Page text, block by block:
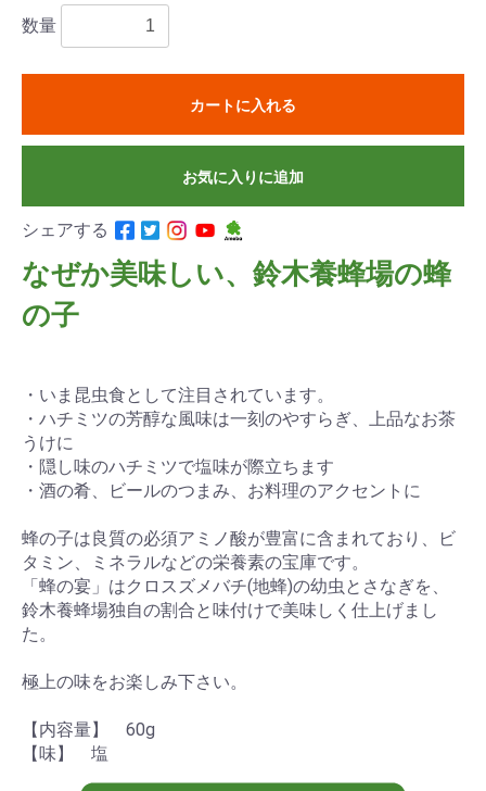
数量
カートに入れる
お気に入りに追加
シェアする
なぜか美味しい、鈴木養蜂場の蜂
の子
・いま昆虫食として注目されています。
・ハチミツの芳醇な風味は一刻のやすらぎ、上品なお茶
うけに
・隠し味のハチミツで塩味が際立ちます
・酒の肴、ビールのつまみ、お料理のアクセントに
蜂の子は良質の必須アミノ酸が豊富に含まれており、ビ
タミン、ミネラルなどの栄養素の宝庫です。
「蜂の宴」はクロスズメバチ(地蜂)の幼虫とさなぎを、
鈴木養蜂場独自の割合と味付けで美味しく仕上げまし
た。
極上の味をお楽しみ下さい。
【内容量】 60g
【味】 塩